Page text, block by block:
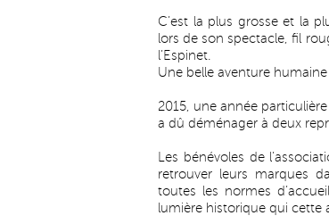
C’est la plus grosse et la
lors de son spectacle, fil
l’Espinet.
Une belle aventure humaine
2015, une année
a dû déménager à deux
Les bénévoles de
retrouver leurs marques
toutes les normes
lumière historique qui cette